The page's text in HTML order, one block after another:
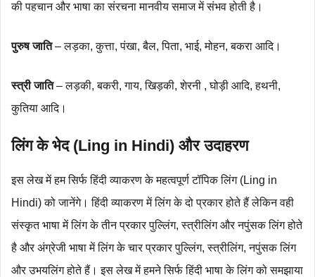
की पहचान और भाषा का संरचना मानवीय समाज में संभव होती है।
पुरुष जाति– लड़का, कुत्ता, पंखा, बैल, पिता, भाई, मोहन, बकरा आदि।
स्त्री जाति– लड़की, बकरी, गाय, खिड़की, शेरनी , घोड़ी आदि, हथनी,
कुतिया आदि।
लिंग के भेद (Ling in Hindi) और उदाहरण
इस लेख में हम सिर्फ हिंदी व्याकरण के महत्वपूर्ण टॉपिक लिंग (Ling in
Hindi) को जानेंगे। हिंदी व्याकरण में लिंग के दो प्रकार होते हैं लेकिन वही
संस्कृत भाषा में लिंग के तीन प्रकार पुल्लिंग, स्त्रीलिंग और नपुंसक लिंग होते
है और अंग्रेजी भाषा में लिंग के चार प्रकार पुल्लिंग, स्त्रीलिंग, नपुंसक लिंग
और उभयलिंग होते हैं। इस लेख में हमने सिर्फ हिंदी भाषा के लिंग को समझाया